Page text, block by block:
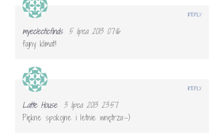
myeclecticfinds
5 lipca 2013 07:16
fajny klimat!
REPLY
Latte House
3 lipca 2013 23:57
Piękne spokojne i letnie wnętrza:-)
REPLY